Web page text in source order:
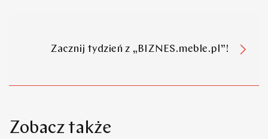
Zacznij tydzień z „BIZNES.meble.pl”!
Zobacz także